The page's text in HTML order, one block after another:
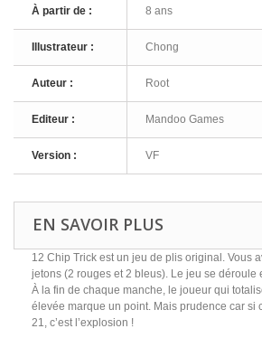
À partir de : 8 ans
Illustrateur : Chong
Auteur : Root
Editeur : Mandoo Games
Version : VF
EN SAVOIR PLUS
12 Chip Trick est un jeu de plis original. Vous
jetons (2 rouges et 2 bleus). Le jeu se déroule
À la fin de chaque manche, le joueur qui
élevée marque un point. Mais prudence car si
21, c’est l’explosion !